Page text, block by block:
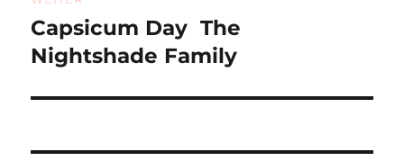
Nächster
Beitrag:
Capsicum Day  The
Nightshade Family